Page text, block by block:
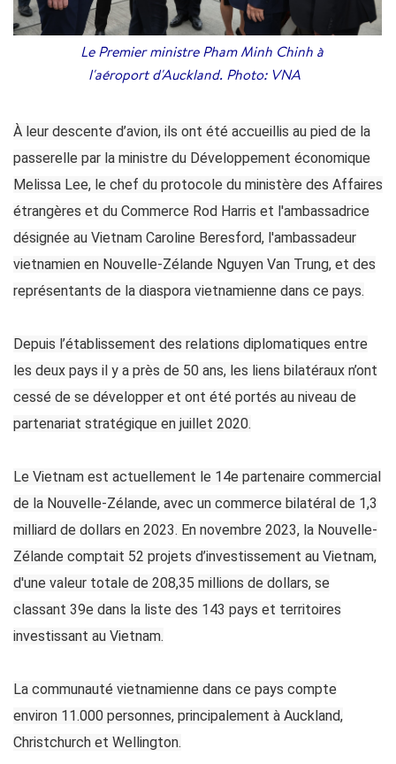
Le Premier ministre Pham Minh Chinh à
l'aéroport d'Auckland. Photo: VNA
À leur descente d’avion, ils ont été accueillis au pied de la
passerelle par la ministre du Développement économique
Melissa Lee, le chef du protocole du ministère des Affaires
étrangères et du Commerce Rod Harris et l'ambassadrice
désignée au Vietnam Caroline Beresford, l'ambassadeur
vietnamien en Nouvelle-Zélande Nguyen Van Trung, et des
représentants de la diaspora vietnamienne dans ce pays.
Depuis l’établissement des relations diplomatiques entre
les deux pays il y a près de 50 ans, les liens bilatéraux n’ont
cessé de se développer et ont été portés au niveau de
partenariat stratégique en juillet 2020.
Le Vietnam est actuellement le 14e partenaire commercial
de la Nouvelle-Zélande, avec un commerce bilatéral de 1,3
milliard de dollars en 2023. En novembre 2023, la Nouvelle-
Zélande comptait 52 projets d’investissement au Vietnam,
d'une valeur totale de 208,35 millions de dollars, se
classant 39e dans la liste des 143 pays et territoires
investissant au Vietnam.
La communauté vietnamienne dans ce pays compte
environ 11.000 personnes, principalement à Auckland,
Christchurch et Wellington.